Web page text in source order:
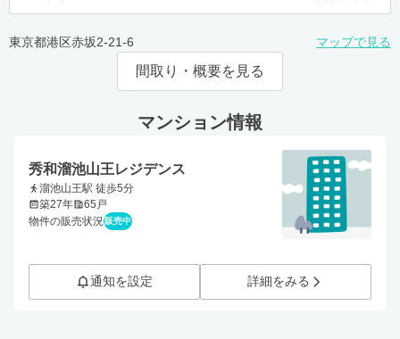
東京都港区赤坂2-21-6 マップで見る
間取り・概要を見る
マンション情報
秀和溜池山王レジデンス
溜池山王駅 徒歩5分
築27年
65戸
物件の販売状況 販売中
通知を設定 詳細をみる